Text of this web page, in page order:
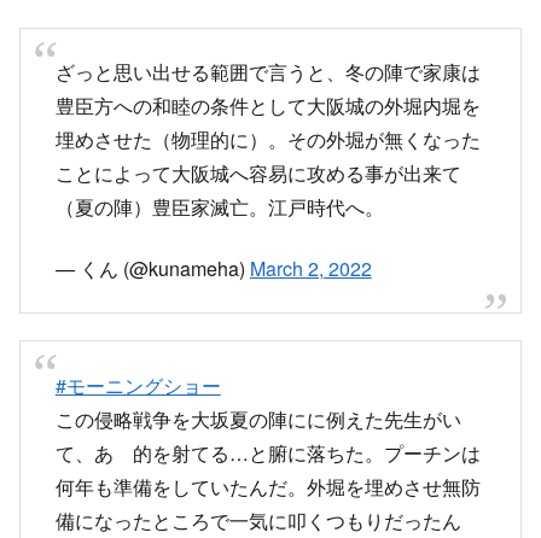
ざっと思い出せる範囲で言うと、冬の陣で家康は
豊臣方への和睦の条件として大阪城の外堀内堀を
埋めさせた（物理的に）。その外堀が無くなった
ことによって大阪城へ容易に攻める事が出来て
（夏の陣）豊臣家滅亡。江戸時代へ。
— くん (@kunameha) March 2, 2022
#モーニングショー
この侵略戦争を大坂夏の陣にに例えた先生がい
て、あゝ的を射てる…と腑に落ちた。プーチンは
何年も準備をしていたんだ。外堀を埋めさせ無防
備になったところで一気に叩くつもりだったん